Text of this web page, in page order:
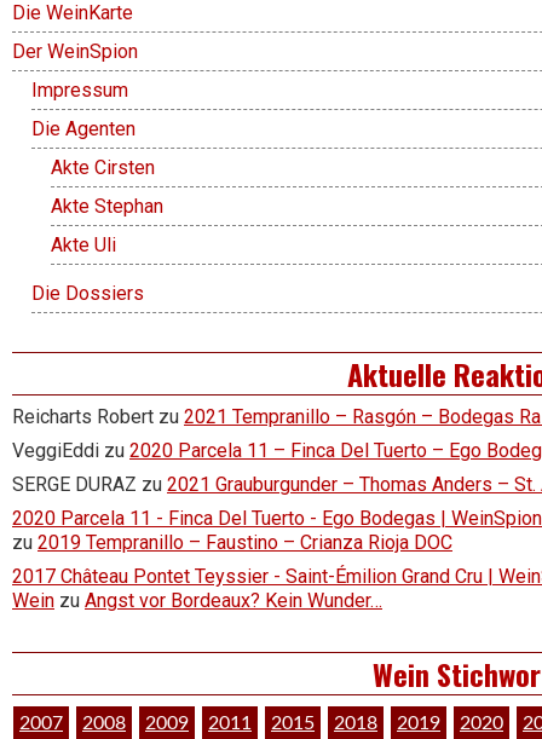
Die WeinKarte
Der WeinSpion
Impressum
Die Agenten
Akte Cirsten
Akte Stephan
Akte Uli
Die Dossiers
Aktuelle
Reicharts Robert zu 2021 Tempranillo – Rasgón – Bodegas
VeggiEddi zu 2020 Parcela 11 – Finca Del Tuerto – Ego
SERGE DURAZ zu 2021 Grauburgunder – Thomas Anders – St.
2020 Parcela 11 - Finca Del Tuerto - Ego Bodegas |
zu 2019 Tempranillo – Faustino – Crianza Rioja DOC
2017 Château Pontet Teyssier - Saint-Émilion Grand Cru |
Wein zu Angst vor Bordeaux? Kein Wunder…
Wein
2007 2008 2009 2011 2015 2018 2019 2020